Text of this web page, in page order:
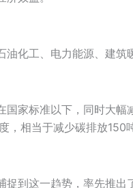
化工、电力能源、建
家标准以下，同时大
相当于减少碳排放150
到这一趋势，率先推